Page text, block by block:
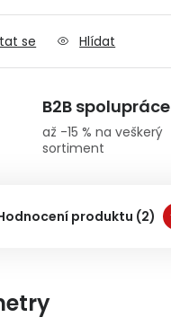
se Hlídat
B2B spolupráce
až -15 % na veškerý
sortiment
produktu (2)